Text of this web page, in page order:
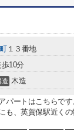
１３番地
10分
造 木造
パートはこちらで
も、英賀保駅近く